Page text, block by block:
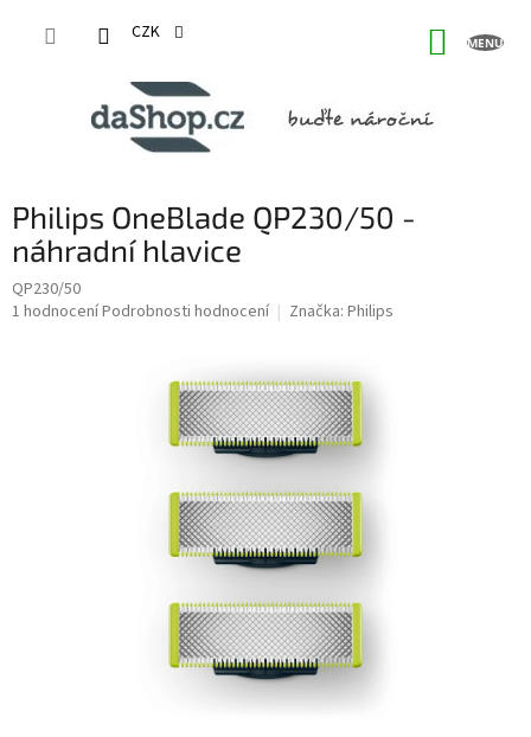
CZK
Philips OneBlade QP230/50 -
náhradní hlavice
QP230/50
Průměrné
1 hodnoceníPodrobnosti hodnocení Značka: Philips